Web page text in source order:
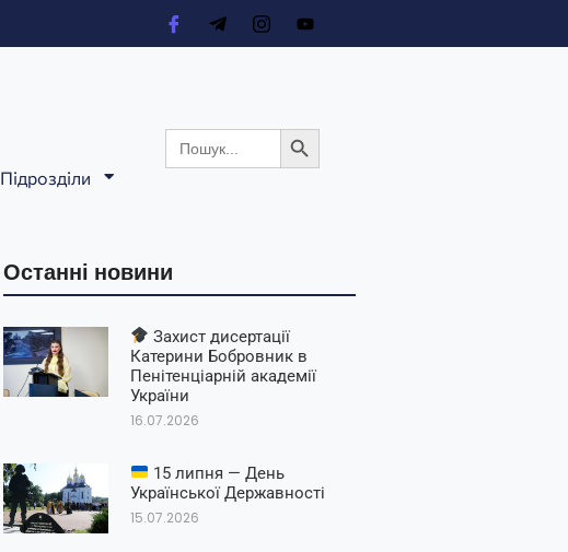
Підрозділи
Search
for:
Search Button
Останні новини
Захист дисертації
Катерини Бобровник в
Пенітенціарній академії
України
16.07.2026
15 липня — День
Української Державності
15.07.2026